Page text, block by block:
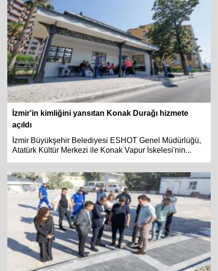
İzmir'in kimliğini yansıtan Konak Durağı hizmete
açıldı
İzmir Büyükşehir Belediyesi ESHOT Genel Müdürlüğü,
Atatürk Kültür Merkezi ile Konak Vapur İskelesi'nin...